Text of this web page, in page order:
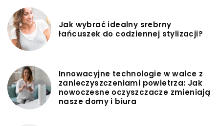
Jak wybrać idealny srebrny
łańcuszek do codziennej stylizacji?
Innowacyjne technologie w walce z
zanieczyszczeniami powietrza: Jak
nowoczesne oczyszczacze zmieniają
nasze domy i biura